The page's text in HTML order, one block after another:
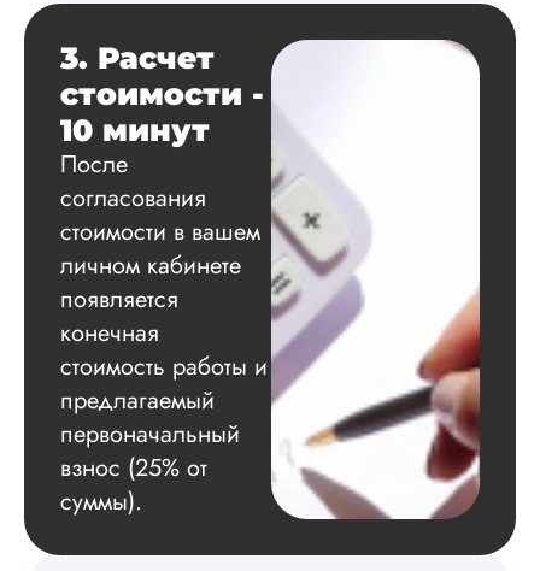
исследования,
грамотно
расчеты и подвел
Вид работы:
Диссертация
Дата:2024-11-20
Удобная форма
оплаты, есть
официальный
работу выполнили
оговоренные
сдачи,
3. Расчет
стоимости -
10 минут
После
согласования
стоимости в вашем
личном кабинете
появляется
конечная
стоимость работы и
предлагаемый
первоначальный
взнос (25% от
суммы).